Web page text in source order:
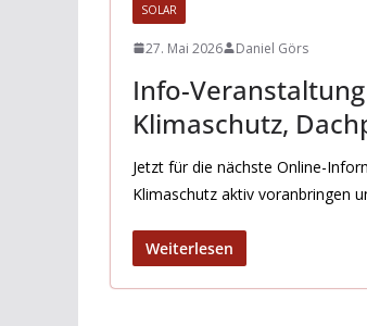
SOLAR
27. Mai 2026 Daniel Görs
Info-
Klimaschutz,
Jetzt für die nächste Online-
Klimaschutz aktiv voranbringen
Weiterlesen